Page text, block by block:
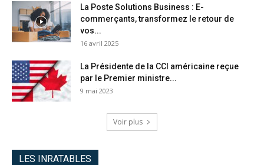
La Poste Solutions Business : E-
commerçants, transformez le retour de
vos...
16 avril 2025
La Présidente de la CCI américaine reçue
par le Premier ministre...
9 mai 2023
Voir plus
LES INRATABLES